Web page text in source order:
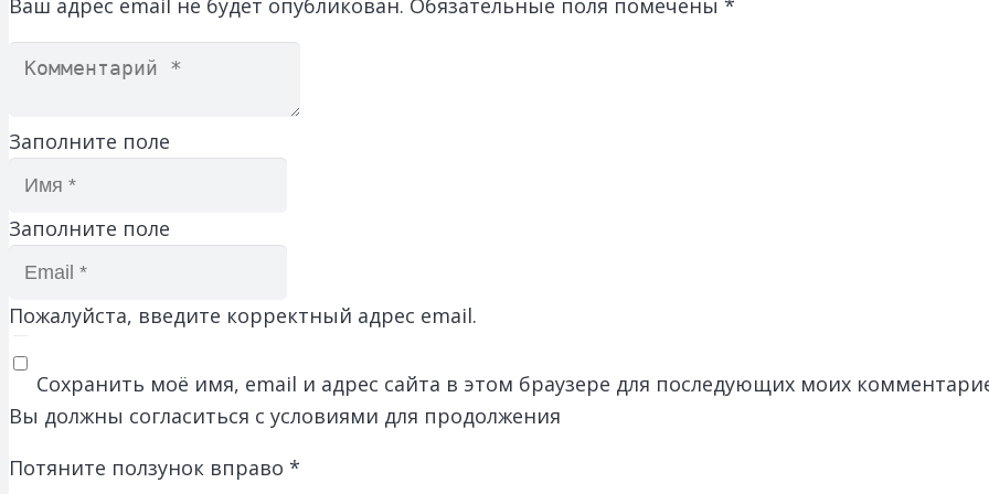
Ваш адрес email не будет опубликован. Обязательные поля помечены *
Заполните поле
Заполните поле
Пожалуйста, введите корректный адрес email.
Сохранить моё имя, email и адрес сайта в этом браузере для последующих моих
Вы должны согласиться с условиями для продолжения
Потяните ползунок вправо *